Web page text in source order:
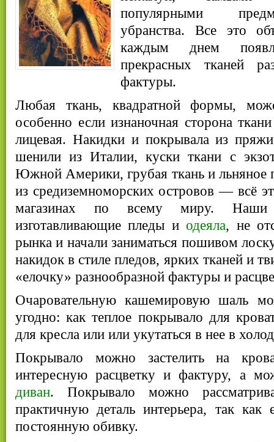
популярными
убранства. Все это
каждым днем
прекрасных тканей
фактуры.
Любая ткань, квадратной формы,
особенно если изнаночная сторона
лицевая. Накидки и покрывала из
шенили из Италии, куски ткани с
Южной Америки, грубая ткань и
из средиземноморских островов — всё
магазинах по всему миру. Наши
изготавливающие пледы иодеяла, не
рынка и начали заниматься пошивом
накидок в стиле пледов, ярких тканей и
«елочку» разнообразной фактуры и
Очаровательную кашемировую шаль
угодно: как теплое покрывало для
для кресла или или укутаться в нее в
Покрывало можно застелить на
интересную расцветку и фактуру, а
диван. Покрывало можно
практичную деталь интерьера, так как
постоянную обивку.